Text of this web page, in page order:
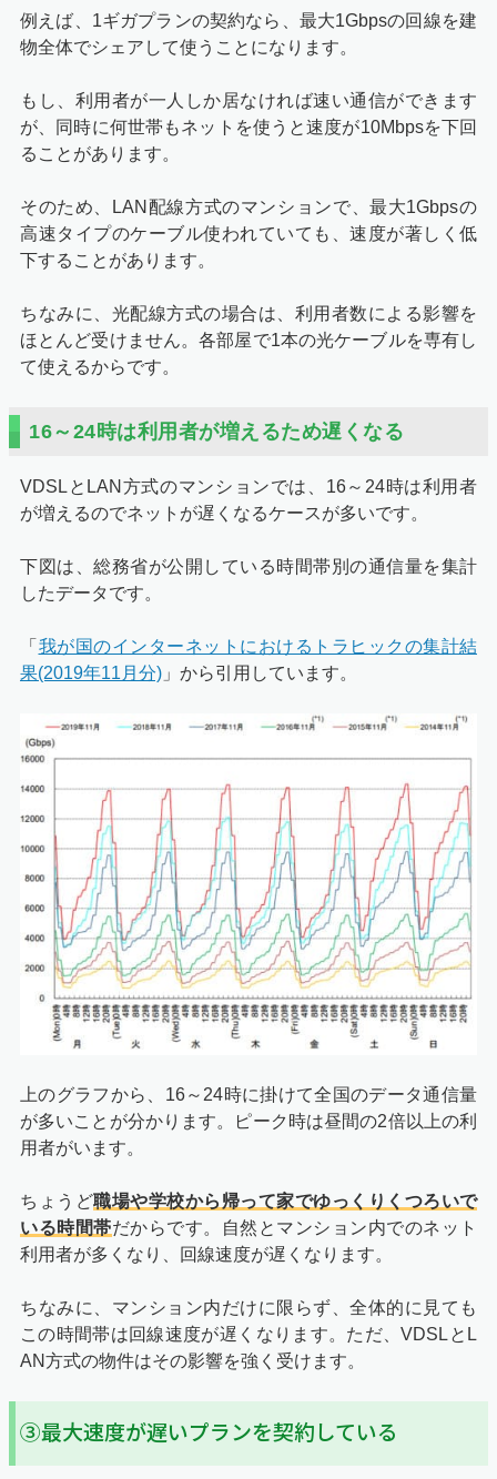
例えば、1ギガプランの契約なら、最大1Gbpsの回線を建
物全体でシェアして使うことになります。
もし、利用者が一人しか居なければ速い通信ができます
が、同時に何世帯もネットを使うと速度が10Mbpsを下回
ることがあります。
そのため、LAN配線方式のマンションで、最大1Gbpsの
高速タイプのケーブル使われていても、速度が著しく低
下することがあります。
ちなみに、光配線方式の場合は、利用者数による影響を
ほとんど受けません。各部屋で1本の光ケーブルを専有し
て使えるからです。
16～24時は利用者が増えるため遅くなる
VDSLとLAN方式のマンションでは、16～24時は利用者
が増えるのでネットが遅くなるケースが多いです。
下図は、総務省が公開している時間帯別の通信量を集計
したデータです。
「 我が国のインターネットにおけるトラヒックの集計結
果(2019年11月分) 」から引用しています。
上のグラフから、16～24時に掛けて全国のデータ通信量
が多いことが分かります。ピーク時は昼間の2倍以上の利
用者がいます。
ちょうど職場や学校から帰って家でゆっくりくつろいで
いる時間帯だからです。自然とマンション内でのネット
利用者が多くなり、回線速度が遅くなります。
ちなみに、マンション内だけに限らず、全体的に見ても
この時間帯は回線速度が遅くなります。ただ、VDSLとL
AN方式の物件はその影響を強く受けます。
③最大速度が遅いプランを契約している